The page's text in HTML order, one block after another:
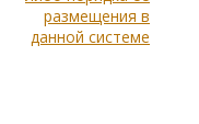
размещения в
данной системе